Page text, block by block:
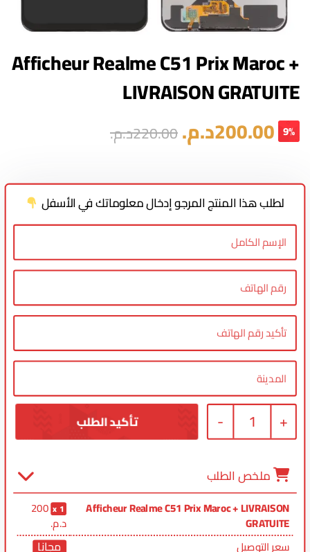
Afficheur Realme C51 Prix Maroc +
LIVRAISON GRATUITE
200.00د.م.220.00د.م. 9%
لطلب هذا المنتج المرجو إدخال معلوماتك في الأسفل
+
1
-
ملخص الطلب
Afficheur Realme C51 Prix Maroc + LIVRAISON
GRATUITE
1
200
د.م.
سعر التوصيل
مجانا